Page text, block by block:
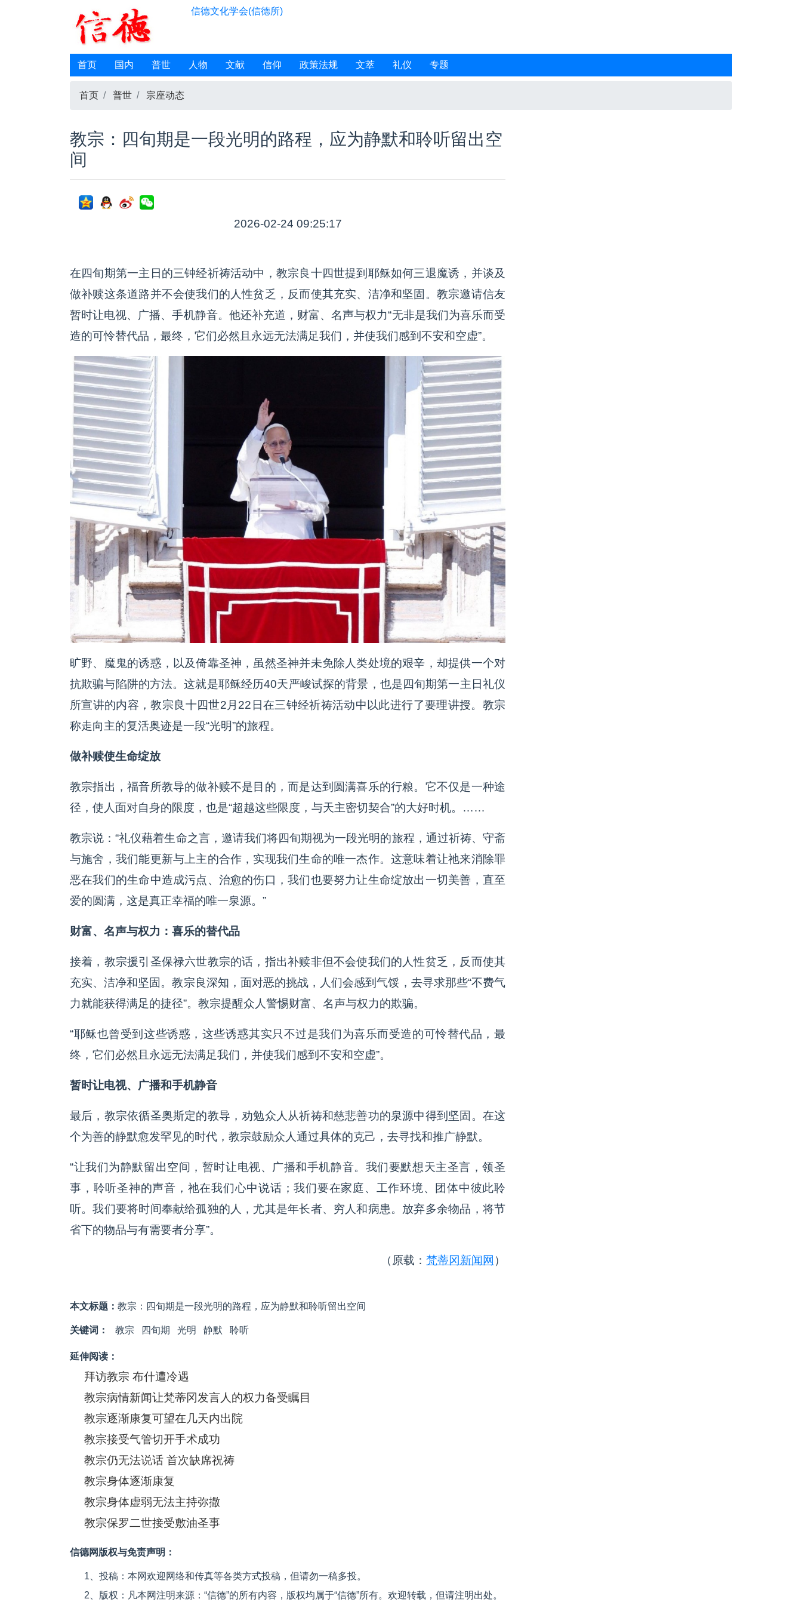
信德文化学会(信德所)
首页 国内 普世 人物 文献 信仰 政策法规 文萃 礼仪 专题
首页 普世 宗座动态
教宗：四旬期是一段光明的路程，应为静默和聆听留出空
间
2026-02-24 09:25:17
在四旬期第一主日的三钟经祈祷活动中，教宗良十四世提到耶稣如何三退魔诱，并谈及
做补赎这条道路并不会使我们的人性贫乏，反而使其充实、洁净和坚固。教宗邀请信友
暂时让电视、广播、手机静音。他还补充道，财富、名声与权力“无非是我们为喜乐而受
造的可怜替代品，最终，它们必然且永远无法满足我们，并使我们感到不安和空虚”。
旷野、魔鬼的诱惑，以及倚靠圣神，虽然圣神并未免除人类处境的艰辛，却提供一个对
抗欺骗与陷阱的方法。这就是耶稣经历40天严峻试探的背景，也是四旬期第一主日礼仪
所宣讲的内容，教宗良十四世2月22日在三钟经祈祷活动中以此进行了要理讲授。教宗
称走向主的复活奥迹是一段“光明”的旅程。
做补赎使生命绽放
教宗指出，福音所教导的做补赎不是目的，而是达到圆满喜乐的行粮。它不仅是一种途
径，使人面对自身的限度，也是“超越这些限度，与天主密切契合”的大好时机。……
教宗说：“礼仪藉着生命之言，邀请我们将四旬期视为一段光明的旅程，通过祈祷、守斋
与施舍，我们能更新与上主的合作，实现我们生命的唯一杰作。这意味着让祂来消除罪
恶在我们的生命中造成污点、治愈的伤口，我们也要努力让生命绽放出一切美善，直至
爱的圆满，这是真正幸福的唯一泉源。”
财富、名声与权力：喜乐的替代品
接着，教宗援引圣保禄六世教宗的话，指出补赎非但不会使我们的人性贫乏，反而使其
充实、洁净和坚固。教宗良深知，面对恶的挑战，人们会感到气馁，去寻求那些“不费气
力就能获得满足的捷径”。教宗提醒众人警惕财富、名声与权力的欺骗。
“耶稣也曾受到这些诱惑，这些诱惑其实只不过是我们为喜乐而受造的可怜替代品，最
终，它们必然且永远无法满足我们，并使我们感到不安和空虚”。
暂时让电视、广播和手机静音
最后，教宗依循圣奥斯定的教导，劝勉众人从祈祷和慈悲善功的泉源中得到坚固。在这
个为善的静默愈发罕见的时代，教宗鼓励众人通过具体的克己，去寻找和推广静默。
“让我们为静默留出空间，暂时让电视、广播和手机静音。我们要默想天主圣言，领圣
事，聆听圣神的声音，祂在我们心中说话；我们要在家庭、工作环境、团体中彼此聆
听。我们要将时间奉献给孤独的人，尤其是年长者、穷人和病患。放弃多余物品，将节
省下的物品与有需要者分享”。
（原载： 梵蒂冈新闻网 ）
本文标题： 教宗：四旬期是一段光明的路程，应为静默和聆听留出空间
关键词： 教宗 四旬期 光明 静默 聆听
延伸阅读：
拜访教宗 布什遭冷遇
教宗病情新闻让梵蒂冈发言人的权力备受瞩目
教宗逐渐康复可望在几天内出院
教宗接受气管切开手术成功
教宗仍无法说话 首次缺席祝祷
教宗身体逐渐康复
教宗身体虚弱无法主持弥撒
教宗保罗二世接受敷油圣事
信德网版权与免责声明：
1、投稿：本网欢迎网络和传真等各类方式投稿，但请勿一稿多投。
2、版权：凡本网注明来源：“信德”的所有内容，版权均属于“信德”所有。欢迎转载，但请注明出处。